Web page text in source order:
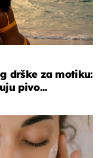
drške za motiku:
pivo...